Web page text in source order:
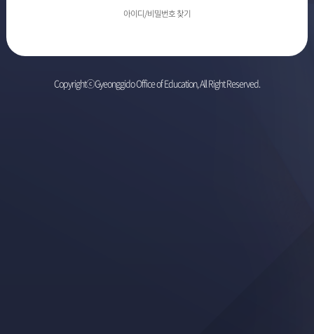
아이디/비밀번호 찾기
CopyrightⓒGyeonggido Office of Education, All Right Reserved.